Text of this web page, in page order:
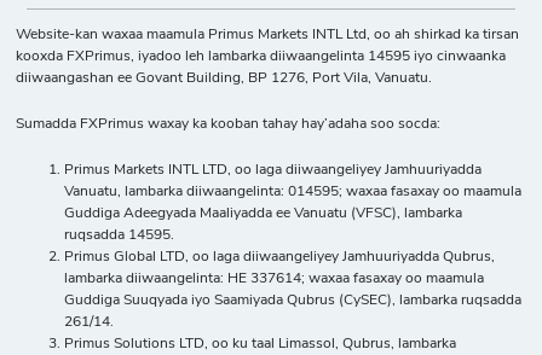
Website-kan waxaa maamula Primus Markets INTL Ltd, oo ah shirkad ka tirsan
kooxda FXPrimus, iyadoo leh lambarka diiwaangelinta 14595 iyo cinwaanka
diiwaangashan ee Govant Building, BP 1276, Port Vila, Vanuatu.
Sumadda FXPrimus waxay ka kooban tahay hay’adaha soo socda:
Primus Markets INTL LTD, oo laga diiwaangeliyey Jamhuuriyadda
Vanuatu, lambarka diiwaangelinta: 014595; waxaa fasaxay oo maamula
Guddiga Adeegyada Maaliyadda ee Vanuatu (VFSC), lambarka
ruqsadda 14595.
Primus Global LTD, oo laga diiwaangeliyey Jamhuuriyadda Qubrus,
lambarka diiwaangelinta: HE 337614; waxaa fasaxay oo maamula
Guddiga Suuqyada iyo Saamiyada Qubrus (CySEC), lambarka ruqsadda
261/14.
Primus Solutions LTD, oo ku taal Limassol, Qubrus, lambarka